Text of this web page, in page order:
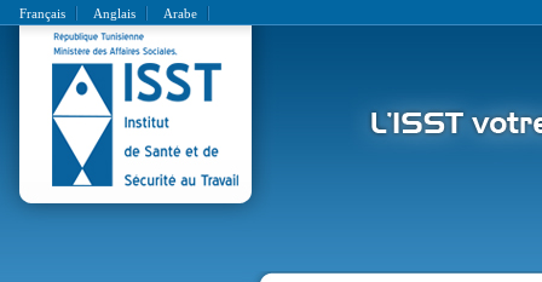
Français Anglais Arabe